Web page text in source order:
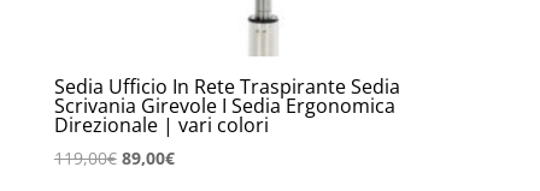
Sedia Ufficio In Rete Traspirante Sedia
Scrivania Girevole I Sedia Ergonomica
Direzionale | vari colori
119,00€ Il
89,00€Il